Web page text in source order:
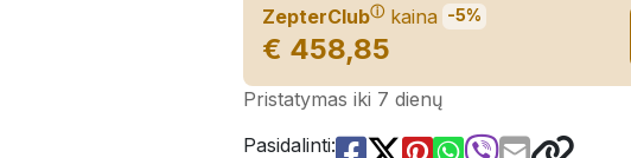
ZepterClubⓘ kaina -5%
€ 458,85
Pristatymas iki 7 dienų
Pasidalinti: